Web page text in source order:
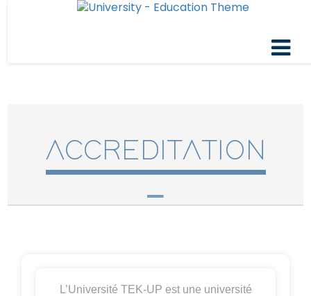
ACCREDITATION
L’Université TEK-UP est une université